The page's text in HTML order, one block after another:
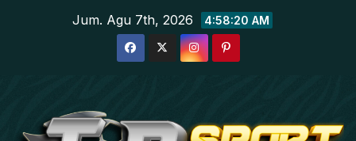
Jum. Agu 7th, 2026 4:58:21 AM